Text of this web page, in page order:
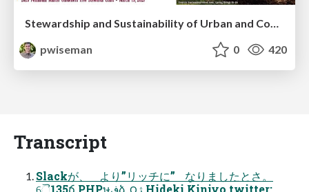
pwiseman
0 420
Transcript
Slackが、 より”リッチに” なりましたとさ。
ୈ135ճ PHPษڧձˏ౦ژ Hideki Kinjyo twitter: